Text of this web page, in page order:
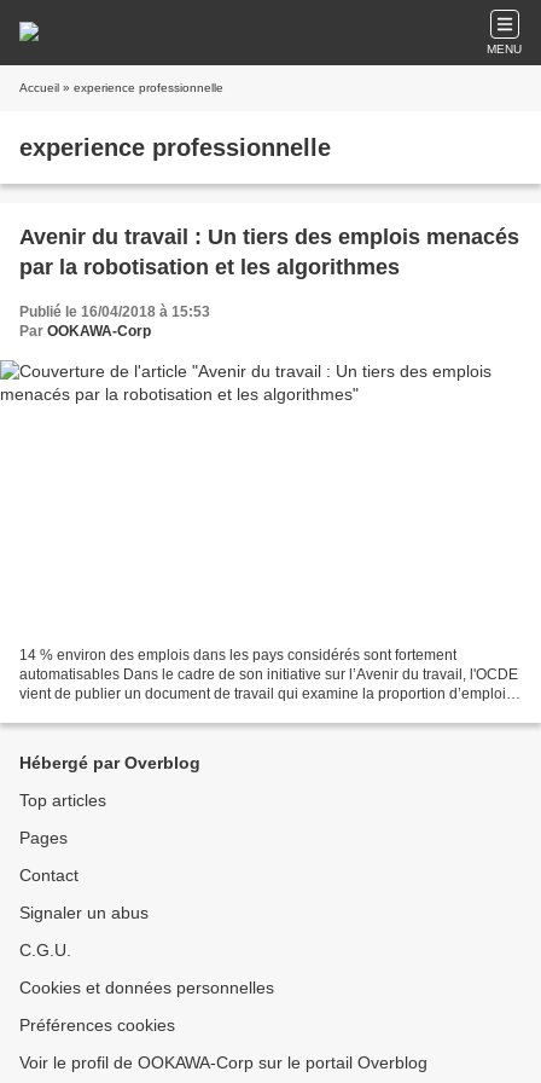
MENU
Accueil » experience professionnelle
experience professionnelle
Avenir du travail : Un tiers des emplois menacés
par la robotisation et les algorithmes
Publié le 16/04/2018 à 15:53
Par OOKAWA-Corp
14 % environ des emplois dans les pays considérés sont fortement
automatisables Dans le cadre de son initiative sur l’Avenir du travail, l'OCDE
vient de publier un document de travail qui examine la proportion d’emplois
Hébergé par Overblog
Top articles
Pages
Contact
Signaler un abus
C.G.U.
Cookies et données personnelles
Préférences cookies
Voir le profil de OOKAWA-Corp sur le portail Overblog